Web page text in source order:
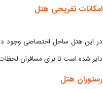
امکانات تفریحی هتل
در این هتل ساحل اختصاصی وجود
دایر شده است تا برای مسافران
رستوران هتل